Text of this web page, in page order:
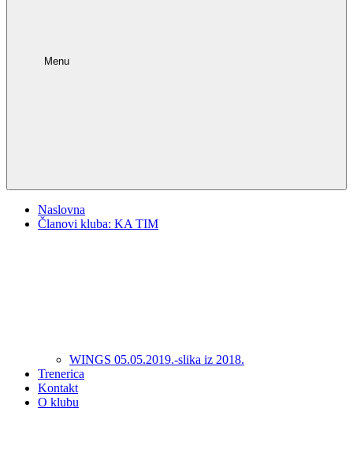
Menu
Naslovna
Članovi kluba: KA TIM
WINGS 05.05.2019.-slika iz 2018.
Trenerica
Kontakt
O klubu